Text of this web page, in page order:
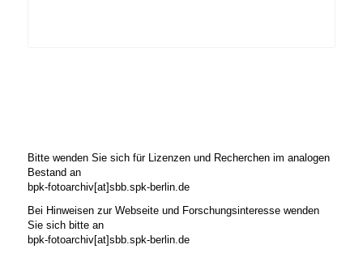
Bitte wenden Sie sich für Lizenzen und Recherchen im analogen
Bestand an
bpk-fotoarchiv[at]sbb.spk-berlin.de
Bei Hinweisen zur Webseite und Forschungsinteresse wenden
Sie sich bitte an
bpk-fotoarchiv[at]sbb.spk-berlin.de